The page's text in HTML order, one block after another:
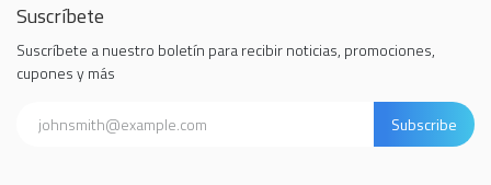
Suscríbete
Suscríbete a nuestro boletín para recibir noticias, promociones,
cupones y más
Subscribe